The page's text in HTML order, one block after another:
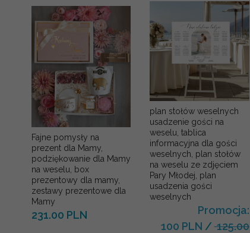
Fajne pomysły na
prezent dla Mamy,
podziękowanie dla Mamy
na weselu, box
prezentowy dla mamy,
zestawy prezentowe dla
Mamy
231.00 PLN
plan stołów weselnych
usadzenie gości na
weselu, tablica
informacyjna dla gości
weselnych, plan stołów
na weselu ze zdjęciem
Pary Młodej, plan
usadzenia gości
weselnych
Promocja:
100 PLN /125.00